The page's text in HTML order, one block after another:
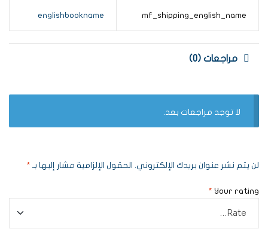
mf_shipping_english_name
englishbookname
مراجعات (0)
لا توجد مراجعات بعد.
لن يتم نشر عنوان بريدك الإلكتروني. الحقول الإلزامية مشار إليها بـ *
Your rating
*